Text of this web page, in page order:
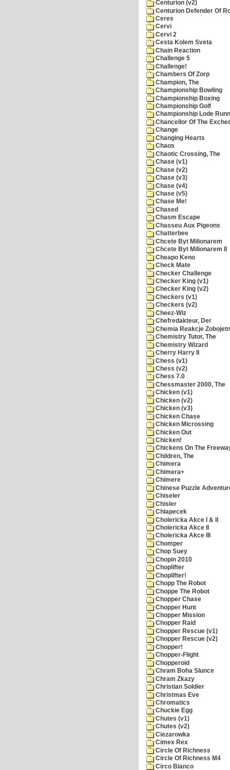
Centurion (v2)
Centurion Defender Of
Ceres
Cervi
Cervi 2
Cesta Kolem Sveta
Chain Reaction
Challenge 5
Challenge!
Chambers Of Zorp
Champion, The
Championship Bowling
Championship Boxing
Championship Golf
Championship Lode
Chancellor Of The
Change
Changing Hearts
Chaos
Chaotic Crossing, The
Chase (v1)
Chase (v2)
Chase (v3)
Chase (v4)
Chase (v5)
Chase Me!
Chased
Chasm Escape
Chasseu Aux Pigeons
Chatterbee
Chcete Byt Milionarem
Chcete Byt Milionarem II
Cheapo Keno
Check Mate
Checker Challenge
Checker King (v1)
Checker King (v2)
Checkers (v1)
Checkers (v2)
Cheez-Wiz
Chefredakteur, Der
Chemia Reakcje
Chemistry Tutor, The
Chemistry Wizard
Cherry Harry II
Chess (v1)
Chess (v2)
Chess 7.0
Chessmaster 2000, The
Chicken (v1)
Chicken (v2)
Chicken (v3)
Chicken Chase
Chicken Microssing
Chicken Out
Chicken!
Chickens On The
Children, The
Chimera
Chimera+
Chimere
Chinese Puzzle
Chiseler
Chisler
Chlapecek
Cholericka Akce I & II
Cholericka Akce II
Cholericka Akce III
Chomper
Chop Suey
Chopin 2010
Choplifter
Choplifter!
Chopp The Robot
Choppe The Robot
Chopper Chase
Chopper Hunt
Chopper Mission
Chopper Raid
Chopper Rescue (v1)
Chopper Rescue (v2)
Chopper!
Chopper-Flight
Chopperoid
Chram Boha Slunce
Chram Zkazy
Christian Soldier
Christmas Eve
Chromatics
Chuckie Egg
Chutes (v1)
Chutes (v2)
Ciezarowka
Cimex Rex
Circle Of Richness
Circle Of Richness M4
Circo Bianco